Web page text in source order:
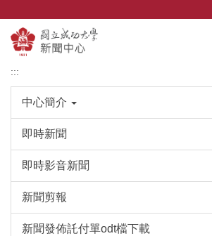
主
要
內
:::
中心簡介
即時新聞
即時影音新聞
新聞剪報
新聞發佈託付單odt檔下載